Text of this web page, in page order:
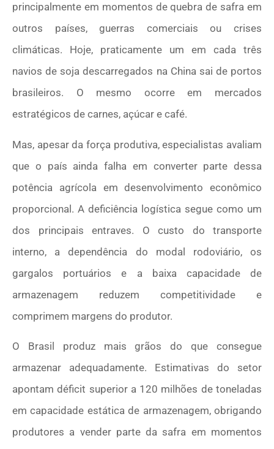
principalmente em momentos de quebra de safra em
outros países, guerras comerciais ou crises
climáticas. Hoje, praticamente um em cada três
navios de soja descarregados na China sai de portos
brasileiros. O mesmo ocorre em mercados
estratégicos de carnes, açúcar e café.
Mas, apesar da força produtiva, especialistas avaliam
que o país ainda falha em converter parte dessa
potência agrícola em desenvolvimento econômico
proporcional. A deficiência logística segue como um
dos principais entraves. O custo do transporte
interno, a dependência do modal rodoviário, os
gargalos portuários e a baixa capacidade de
armazenagem reduzem competitividade e
comprimem margens do produtor.
O Brasil produz mais grãos do que consegue
armazenar adequadamente. Estimativas do setor
apontam déficit superior a 120 milhões de toneladas
em capacidade estática de armazenagem, obrigando
produtores a vender parte da safra em momentos